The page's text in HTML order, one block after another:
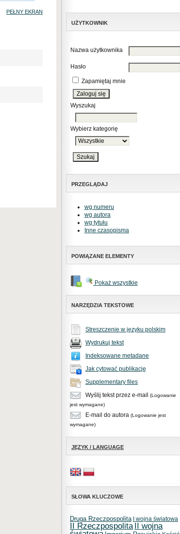
UŻYTKOWNIK
Nazwa użytkownika
Hasło
Zapamiętaj mnie
Wyszukaj
Wybierz kategorię
PRZEGLĄDAJ
wg numeru
wg autora
wg tytułu
Inne czasopisma
POWIĄZANE ELEMENTY
Pokaż wszystkie
NARZĘDZIA TEKSTOWE
Streszczenie w języku polskim
Wydrukuj tekst
Indeksowane metadane
Jak cytować publikację
Supplementary files
Wyślij tekst przez e-mail
(Logowanie
jest wymagane)
E-mail do autora (Logowanie jest
wymagane)
JĘZYK / LANGUAGE
SŁOWA KLUCZOWE
Druga Rzeczpospolita I wojna światowa
II Rzeczpospolita II wojna
PEŁNY EKRAN